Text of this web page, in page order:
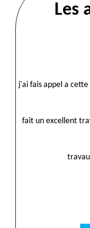
Les
j'ai fais appel a
fait un excellent